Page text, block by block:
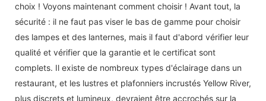
choix ! Voyons maintenant comment choisir ! Avant tout, la
sécurité : il ne faut pas viser le bas de gamme pour choisir
des lampes et des lanternes, mais il faut d'abord vérifier leur
qualité et vérifier que la garantie et le certificat sont
complets. Il existe de nombreux types d'éclairage dans un
restaurant, et les lustres et plafonniers incrustés Yellow River,
plus discrets et lumineux, devraient être accrochés sur la